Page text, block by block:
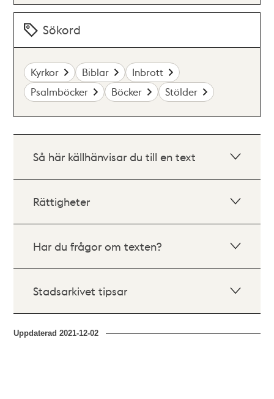
Sökord
Kyrkor Biblar
Inbrott
Psalmböcker
Böcker Stölder
Så här källhänvisar du till en text
Rättigheter
Har du frågor om texten?
Stadsarkivet tipsar
Uppdaterad2021-12-02